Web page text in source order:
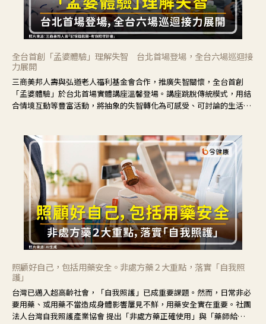
全台首創「孟婆體驗」理解失智 台北首場登場，全台六場巡迴接
力展開
三商美邦人壽與弘道老人福利基金會合作，推廣失智關懷，全台首創
「孟婆體驗」於台北首場實體講座溫馨登場。講座跳脫傳統模式，用結
合情境互動等豐富活動，將抽象的失智轉化為可感受、可討論的生活情
照顧好自己，包括用藥安全。非處方藥２大重點，落實「自我照
護」
台灣已邁入超高齡社會，「自我照護」已成重要課題。然而，日常非必
要用藥、或用藥不當造成身體影響屢見不鮮，用藥安全實在重要。社團
法人台灣自我照護產業協會 提出「非處方藥正確使用」與「藥師給